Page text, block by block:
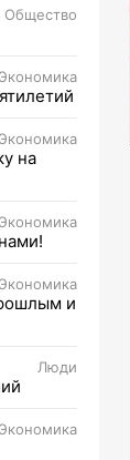
Общество
Экономика
Экономика
на
Экономика
Экономика
и
Люди
Экономика